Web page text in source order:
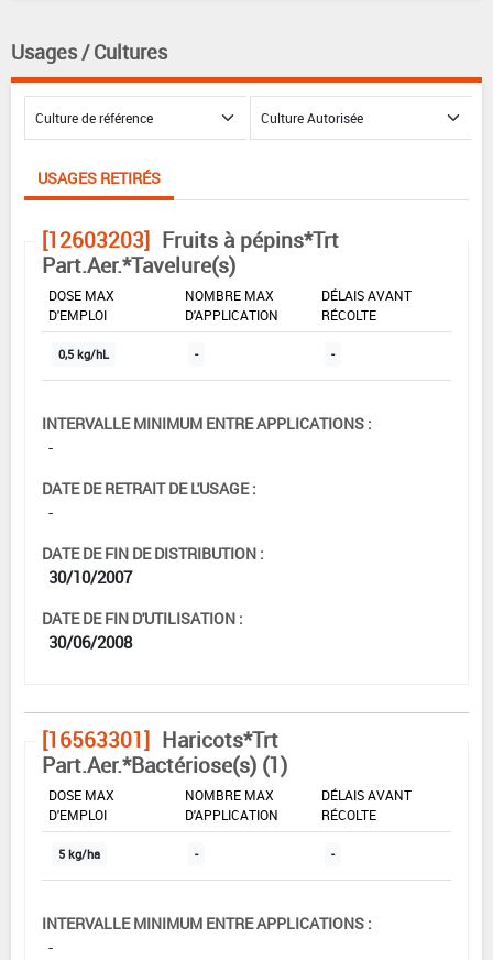
Usages / Cultures
USAGES RETIRÉS
[12603203] Fruits à pépins*Trt
Part.Aer.*Tavelure(s)
DOSE MAX
D'EMPLOI
NOMBRE MAX
D'APPLICATION
DÉLAIS AVANT
RÉCOLTE
0,5 kg/hL - -
INTERVALLE MINIMUM ENTRE APPLICATIONS :
-
DATE DE RETRAIT DE L'USAGE :
-
DATE DE FIN DE DISTRIBUTION :
30/10/2007
DATE DE FIN D'UTILISATION :
30/06/2008
[16563301] Haricots*Trt
Part.Aer.*Bactériose(s) (1)
DOSE MAX
D'EMPLOI
NOMBRE MAX
D'APPLICATION
DÉLAIS AVANT
RÉCOLTE
5 kg/ha - -
INTERVALLE MINIMUM ENTRE APPLICATIONS :
-